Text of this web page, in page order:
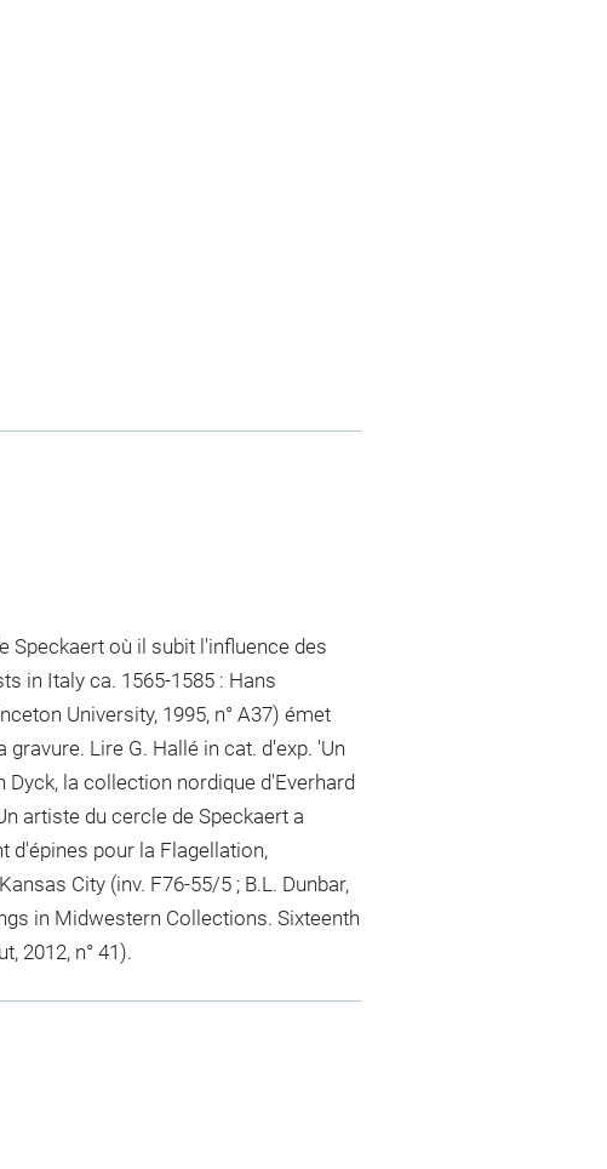
Speckaert où il subit l'influence des
in Italy ca. 1565-1585 : Hans
University, 1995, n° A37) émet
Lire G. Hallé in cat. d'exp. 'Un
Dyck, la collection nordique d'Everhard
artiste du cercle de Speckaert a
d'épines pour la Flagellation,
City (inv. F76-55/5 ; B.L. Dunbar,
in Midwestern Collections. Sixteenth
2012, n° 41).